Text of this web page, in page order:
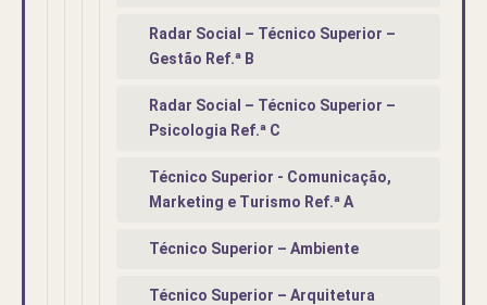
Radar Social – Técnico Superior –
Gestão Ref.ª B
Radar Social – Técnico Superior –
Psicologia Ref.ª C
Técnico Superior - Comunicação,
Marketing e Turismo Ref.ª A
Técnico Superior – Ambiente
Técnico Superior – Arquitetura